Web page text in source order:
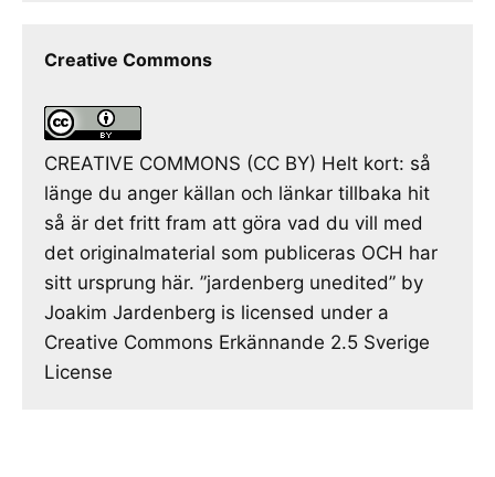
Creative Commons
CREATIVE COMMONS (CC BY) Helt kort: så
länge du anger källan och länkar tillbaka hit
så är det fritt fram att göra vad du vill med
det originalmaterial som publiceras OCH har
sitt ursprung här. ”jardenberg unedited” by
Joakim Jardenberg is licensed under a
Creative Commons Erkännande 2.5 Sverige
License